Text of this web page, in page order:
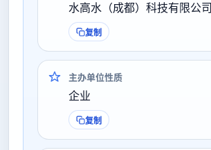
水高水（成都）科技有限公司
复制
主办单位性质
企业
复制